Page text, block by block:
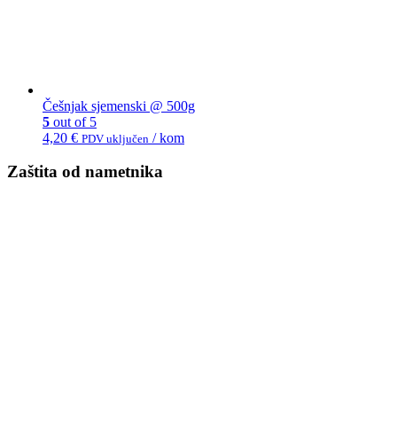
Češnjak sjemenski @ 500g
5 out of 5
4,20 € PDV uključen / kom
Zaštita od nametnika